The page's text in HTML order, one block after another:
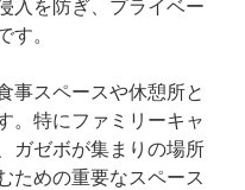
入を防ぎ、プライベー
す。
事スペースや休憩所と
。特にファミリーキャ
ガゼボが集まりの場所
ための重要なスペース